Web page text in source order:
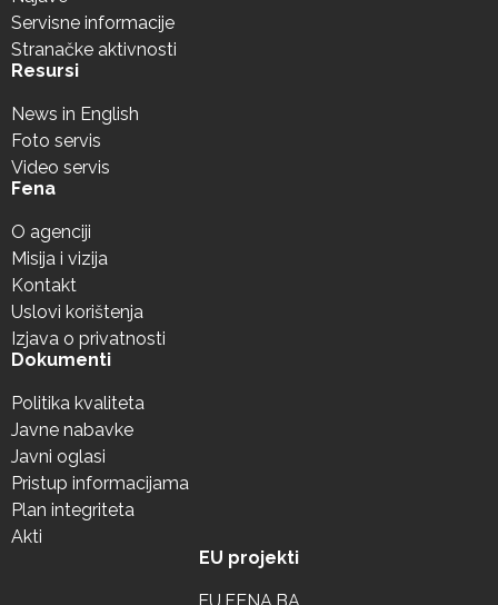
Servisne informacije
Stranačke aktivnosti
Resursi
News in English
Foto servis
Video servis
Fena
O agenciji
Misija i vizija
Kontakt
Uslovi korištenja
Izjava o privatnosti
Dokumenti
Politika kvaliteta
Javne nabavke
Javni oglasi
Pristup informacijama
Plan integriteta
Akti
EU projekti